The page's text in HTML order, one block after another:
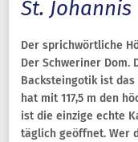
St. Johannis
Der sprichwörtliche
Der Schweriner Dom.
Backsteingotik ist
hat mit 117,5 m den
ist die einzige echte
täglich geöffnet. Wer